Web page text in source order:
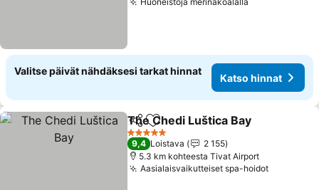
Valitse päivät nähdäksesi tarkat hinnat
Katso hinnat
Jaa Lisää suosikkeihin
The Chedi Luštica Bay
5 Tähtiluokitus
9,4 Loistava
2 155
5.3 km kohteesta Tivat Airport
Aasialaisvaikutteiset spa-hoidotKatso